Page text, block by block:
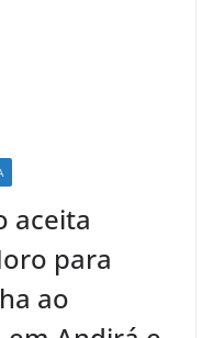
aceita
para
ao